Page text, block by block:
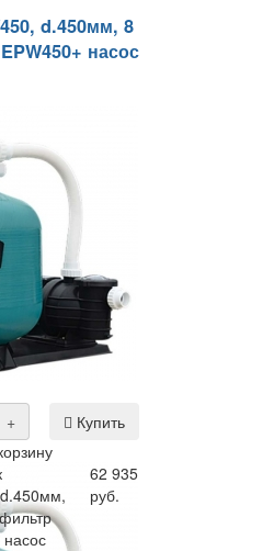
d.450мм, 8
насос
+
Купить
62 935
руб.